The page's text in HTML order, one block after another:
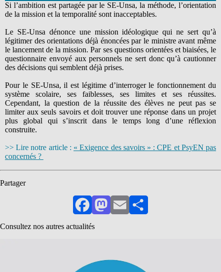
Si l’ambition est partagée par le SE-Unsa, la méthode, l’orientation
de la mission et la temporalité sont inacceptables.
Le SE-Unsa dénonce une mission idéologique qui ne sert qu’à
légitimer des orientations déjà énoncées par le ministre avant même
le lancement de la mission. Par ses questions orientées et biaisées, le
questionnaire envoyé aux personnels ne sert donc qu’à cautionner
des décisions qui semblent déjà prises.
Pour le SE-Unsa, il est légitime d’interroger le fonctionnement du
système scolaire, ses faiblesses, ses limites et ses réussites.
Cependant, la question de la réussite des élèves ne peut pas se
limiter aux seuls savoirs et doit trouver une réponse dans un projet
plus global qui s’inscrit dans le temps long d’une réflexion
construite.
>> Lire notre article : « Exigence des savoirs » : CPE et PsyEN pas
concernés ?
Partager
FacebookMastodon
EmailPartager
Consultez nos autres actualités